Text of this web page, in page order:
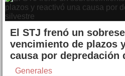
El STJ frenó un
vencimiento de plazos
causa por depredación
Generales